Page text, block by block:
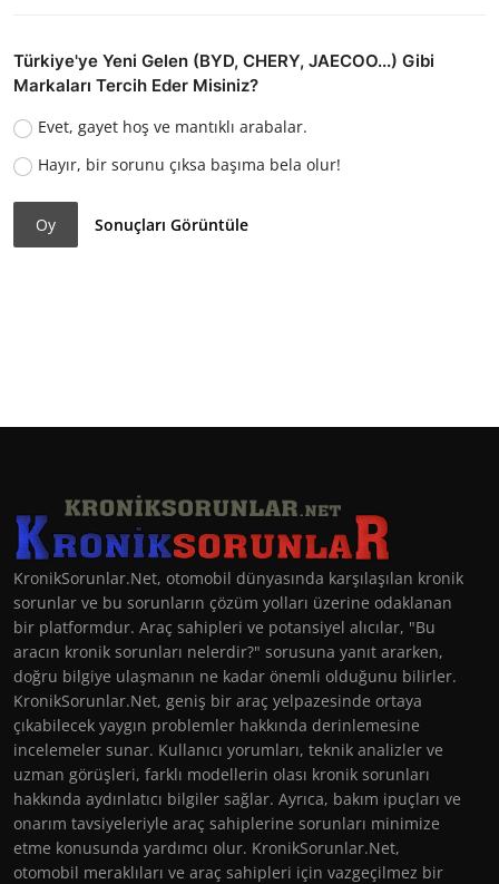
Türkiye'ye Yeni Gelen (BYD, CHERY, JAECOO...) Gibi
Markaları Tercih Eder Misiniz?
Evet, gayet hoş ve mantıklı arabalar.
Hayır, bir sorunu çıksa başıma bela olur!
Oy Sonuçları Görüntüle
KronikSorunlar.Net, otomobil dünyasında karşılaşılan kronik
sorunlar ve bu sorunların çözüm yolları üzerine odaklanan
bir platformdur. Araç sahipleri ve potansiyel alıcılar, "Bu
aracın kronik sorunları nelerdir?" sorusuna yanıt ararken,
doğru bilgiye ulaşmanın ne kadar önemli olduğunu bilirler.
KronikSorunlar.Net, geniş bir araç yelpazesinde ortaya
çıkabilecek yaygın problemler hakkında derinlemesine
incelemeler sunar. Kullanıcı yorumları, teknik analizler ve
uzman görüşleri, farklı modellerin olası kronik sorunları
hakkında aydınlatıcı bilgiler sağlar. Ayrıca, bakım ipuçları ve
onarım tavsiyeleriyle araç sahiplerine sorunları minimize
etme konusunda yardımcı olur. KronikSorunlar.Net,
otomobil meraklıları ve araç sahipleri için vazgeçilmez bir